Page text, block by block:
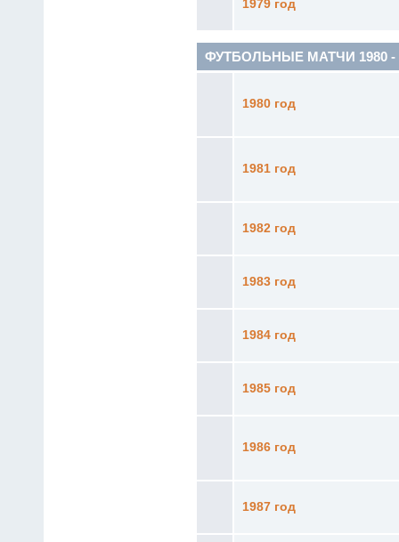
1979 год
ФУТБОЛЬНЫЕ МАТЧИ 1980 -
1980 год
1981 год
1982 год
1983 год
1984 год
1985 год
1986 год
1987 год